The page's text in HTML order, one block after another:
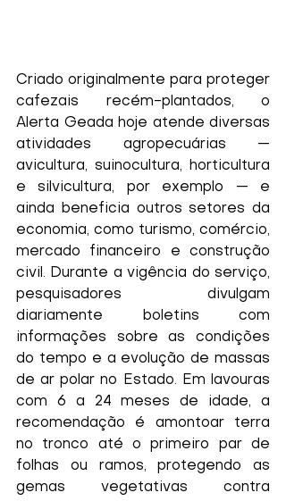
Criado originalmente para proteger
cafezais recém-plantados, o
Alerta Geada hoje atende diversas
atividades agropecuárias —
avicultura, suinocultura, horticultura
e silvicultura, por exemplo — e
ainda beneficia outros setores da
economia, como turismo, comércio,
mercado financeiro e construção
civil. Durante a vigência do serviço,
pesquisadores divulgam
diariamente boletins com
informações sobre as condições
do tempo e a evolução de massas
de ar polar no Estado. Em lavouras
com 6 a 24 meses de idade, a
recomendação é amontoar terra
no tronco até o primeiro par de
folhas ou ramos, protegendo as
gemas vegetativas contra